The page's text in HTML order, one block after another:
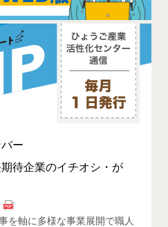
ー
待企業のイチオシ・が
を軸に多様な事業展開で職人